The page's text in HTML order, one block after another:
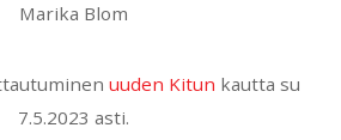
Marika Blom
uuden Kitun kautta su
7.5.2023 asti.